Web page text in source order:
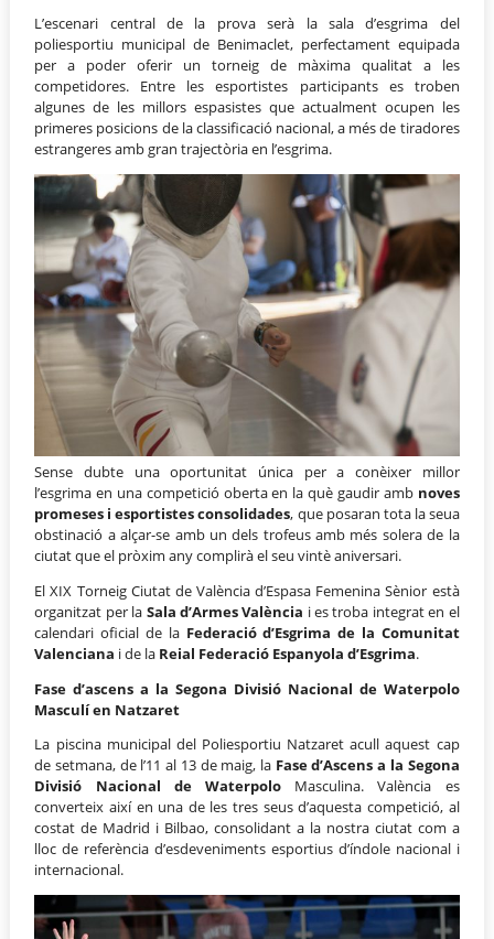
L’escenari central de la prova serà la sala d’esgrima del
poliesportiu municipal de Benimaclet, perfectament equipada
per a poder oferir un torneig de màxima qualitat a les
competidores. Entre les esportistes participants es troben
algunes de les millors espasistes que actualment ocupen les
primeres posicions de la classificació nacional, a més de tiradores
estrangeres amb gran trajectòria en l’esgrima.
Sense dubte una oportunitat única per a conèixer millor
l’esgrima en una competició oberta en la què gaudir amb noves
promeses i esportistes consolidades, que posaran tota la seua
obstinació a alçar-se amb un dels trofeus amb més solera de la
ciutat que el pròxim any complirà el seu vintè aniversari.
El XIX Torneig Ciutat de València d’Espasa Femenina Sènior està
organitzat per la Sala d’Armes València i es troba integrat en el
calendari oficial de la Federació d’Esgrima de la Comunitat
Valenciana i de la Reial Federació Espanyola d’Esgrima.
Fase d’ascens a la Segona Divisió Nacional de Waterpolo
Masculí en Natzaret
La piscina municipal del Poliesportiu Natzaret acull aquest cap
de setmana, de l’11 al 13 de maig, la Fase d’Ascens a la Segona
Divisió Nacional de Waterpolo Masculina. València es
converteix així en una de les tres seus d’aquesta competició, al
costat de Madrid i Bilbao, consolidant a la nostra ciutat com a
lloc de referència d’esdeveniments esportius d’índole nacional i
internacional.